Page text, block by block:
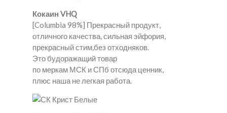
Кокаин VHQ
[Columbia 98%] Прекрасный продукт,
отличного качества, сильная эйфория,
прекрасный стим,без отходняков.
Это будоражащий товар
по меркам МСК и СПб отсюда ценник,
плюс наша не легкая работа.